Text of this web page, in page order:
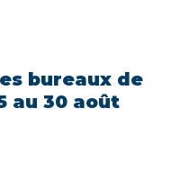
bureaux de
au 30 août